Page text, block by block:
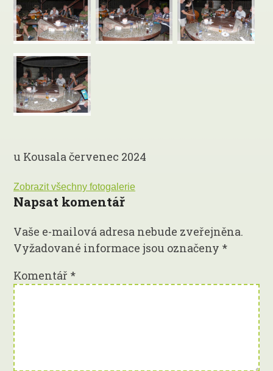
u Kousala červenec 2024
Zobrazit všechny fotogalerie
Napsat komentář
Vaše e-mailová adresa nebude zveřejněna.
Vyžadované informace jsou označeny *
Komentář *